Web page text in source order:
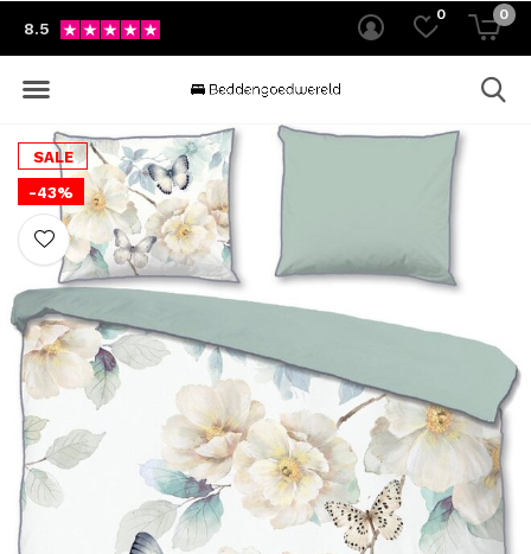
0 0
8.5
SALE
-43%